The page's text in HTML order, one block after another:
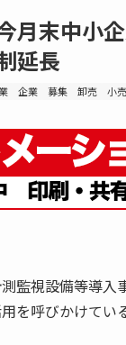
月末中小
延長
企業 募集 卸売 小売
監視設備等導
を呼びかけてい